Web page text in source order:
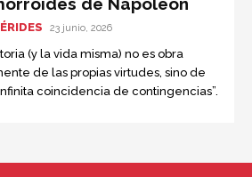
23 junio, 2026
(y la vida misma) no es obra
de las propias virtudes, sino de
coincidencia de contingencias”.